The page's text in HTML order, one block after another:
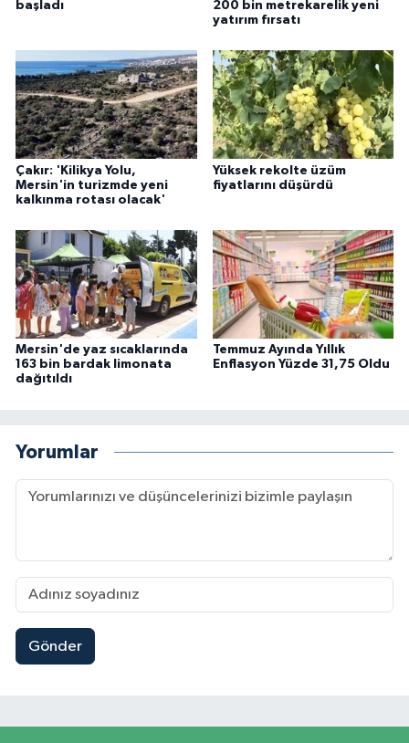
başladı
200 bin metrekarelik yeni
yatırım fırsatı
Çakır: 'Kilikya Yolu,
Mersin'in turizmde yeni
kalkınma rotası olacak'
Yüksek rekolte üzüm
fiyatlarını düşürdü
Mersin'de yaz sıcaklarında
163 bin bardak limonata
dağıtıldı
Temmuz Ayında Yıllık
Enflasyon Yüzde 31,75 Oldu
Yorumlar
Gönder